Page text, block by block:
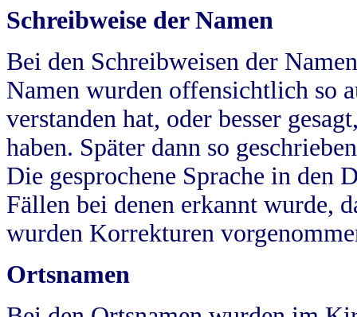
Schreibweise der Namen
Bei den Schreibweisen der
Namen wurden offensichtlich so
verstanden hat, oder besser
haben. Später dann so
Die gesprochene Sprache in
Fällen bei denen erkannt wurde,
wurden Korrekturen
Ortsnamen